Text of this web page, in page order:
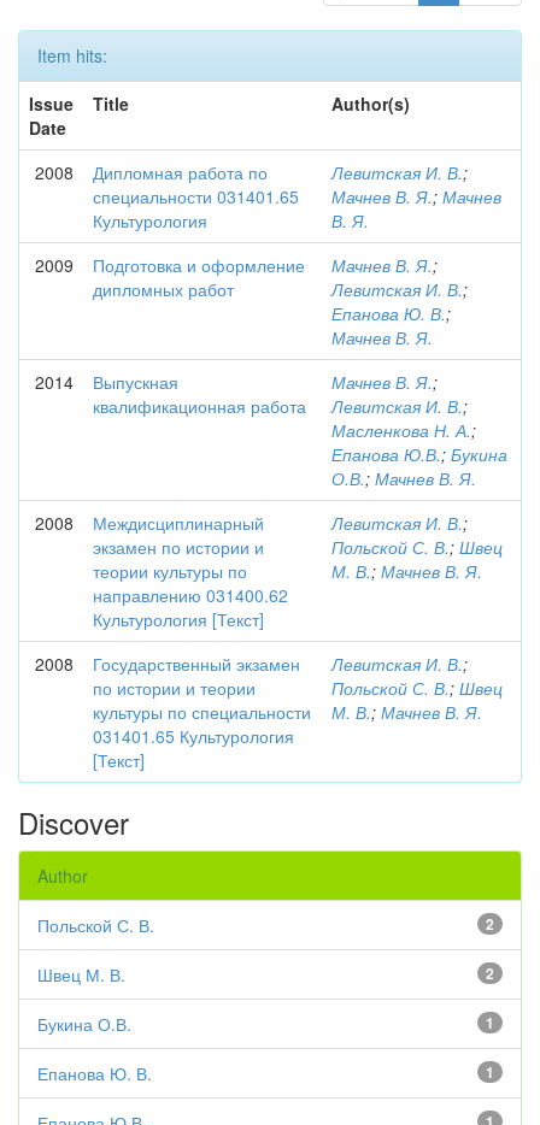
Item hits:
Issue
Date
Title Author(s)
2008
Дипломная работа по
специальности 031401.65
Культурология
Левитская И. В.;
Мачнев В. Я.; Мачнев
В. Я.
2009
Подготовка и оформление
дипломных работ
Мачнев В. Я.;
Левитская И. В.;
Епанова Ю. В.;
Мачнев В. Я.
2014
Выпускная
квалификационная работа
Мачнев В. Я.;
Левитская И. В.;
Масленкова Н. А.;
Епанова Ю.В.; Букина
О.В.; Мачнев В. Я.
2008
Междисциплинарный
экзамен по истории и
теории культуры по
направлению 031400.62
Культурология [Текст]
Левитская И. В.;
Польской С. В.; Швец
М. В.; Мачнев В. Я.
2008
Государственный экзамен
по истории и теории
культуры по специальности
031401.65 Культурология
[Текст]
Левитская И. В.;
Польской С. В.; Швец
М. В.; Мачнев В. Я.
Discover
Author
2
Польской С. В.
2
Швец М. В.
1
Букина О.В.
1
Епанова Ю. В.